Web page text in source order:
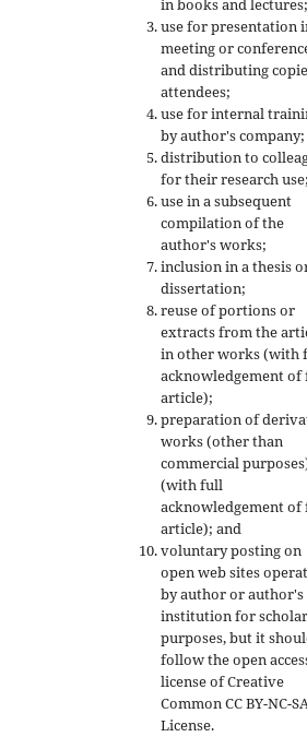
in books and lectures;
use for presentation
meeting or
and distributing
attendees;
use for internal
by author's company;
distribution to
for their research use;
use in a subsequent
compilation of the
author's works;
inclusion in a thesis
dissertation;
reuse of portions or
extracts from the
in other works (with
acknowledgement of
article);
preparation of
works (other than
commercial
(with full
acknowledgement of
article); and
voluntary posting on
open web sites
by author or author's
institution for
purposes, but it
follow the open
license of Creative
Common CC BY-NC-
License.